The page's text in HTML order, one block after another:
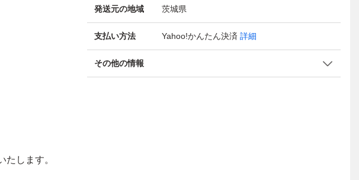
発送元の地域 茨城県
支払い方法 Yahoo!かんたん決済 詳細
その他の情報